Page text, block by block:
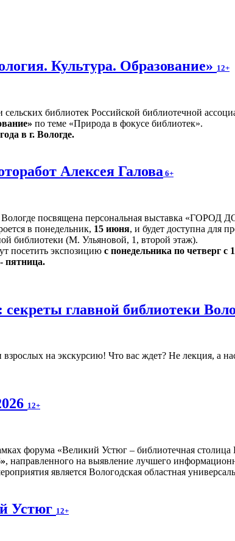
Культура. Образование» 12+
библиотек Российской библиотечной
по теме «Природа в фокусе библиотек».
в г. Вологде.
Алексея Галова 6+
посвящена персональная выставка
в понедельник, 15 июня, и будет доступна для
библиотеки (М. Ульяновой, 1, второй этаж).
посетить экспозицию с понедельника по четверг с
пятница.
секреты главной библиотеки
на экскурсию! Что вас ждет? Не лекция, а
12+
форума «Великий Устюг – библиотечная столица
, направленного на выявление лучшего
является Вологодская областная
Устюг 12+